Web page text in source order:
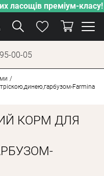
ласощів преміум-класу!
00-05
Farmina
КОРМ ДЛЯ